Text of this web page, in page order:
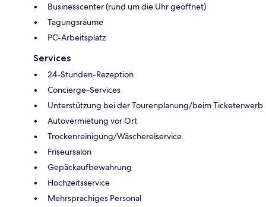
Businesscenter (rund um die Uhr geöffnet)
Tagungsräume
PC-Arbeitsplatz
Services
24-Stunden-Rezeption
Concierge-Services
Unterstützung bei der Tourenplanung/beim Ticketerwerb
Autovermietung vor Ort
Trockenreinigung/Wäschereiservice
Friseursalon
Gepäckaufbewahrung
Hochzeitsservice
Mehrsprachiges Personal